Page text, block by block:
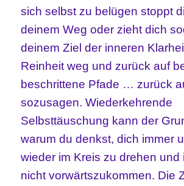
sich selbst zu belügen stoppt
deinem Weg oder zieht dich
deinem Ziel der inneren
Reinheit weg und zurück auf
beschrittene Pfade … zurück
sozusagen. Wiederkehrende
Selbsttäuschung kann der
warum du denkst, dich immer
wieder im Kreis zu drehen und
nicht vorwärtszukommen. Die